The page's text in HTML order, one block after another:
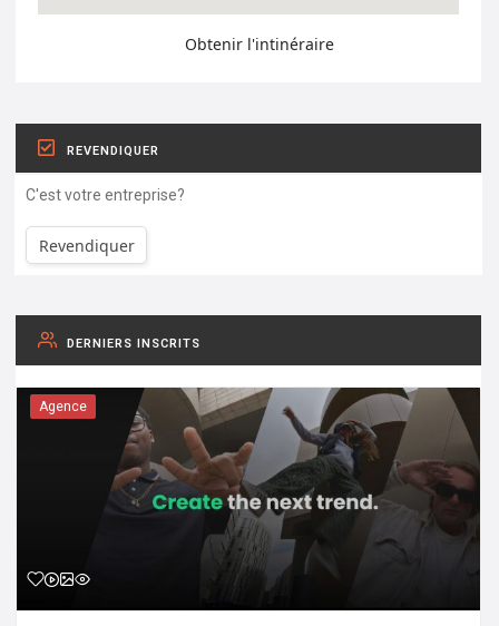
Obtenir l'intinéraire
REVENDIQUER
C'est votre entreprise?
Revendiquer
DERNIERS INSCRITS
Agence